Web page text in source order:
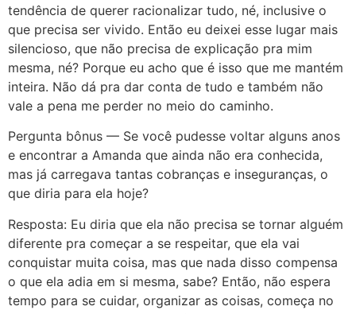
tendência de querer racionalizar tudo, né, inclusive o
que precisa ser vivido. Então eu deixei esse lugar mais
silencioso, que não precisa de explicação pra mim
mesma, né? Porque eu acho que é isso que me mantém
inteira. Não dá pra dar conta de tudo e também não
vale a pena me perder no meio do caminho.
Pergunta bônus — Se você pudesse voltar alguns anos
e encontrar a Amanda que ainda não era conhecida,
mas já carregava tantas cobranças e inseguranças, o
que diria para ela hoje?
Resposta: Eu diria que ela não precisa se tornar alguém
diferente pra começar a se respeitar, que ela vai
conquistar muita coisa, mas que nada disso compensa
o que ela adia em si mesma, sabe? Então, não espera
tempo para se cuidar, organizar as coisas, começa no